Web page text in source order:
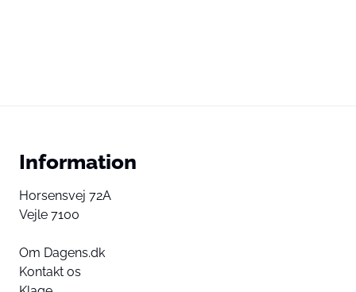
Information
Horsensvej 72A
Vejle 7100
Om Dagens.dk
Kontakt os